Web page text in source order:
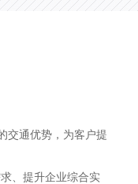
交通优势，为客户提
、提升企业综合实